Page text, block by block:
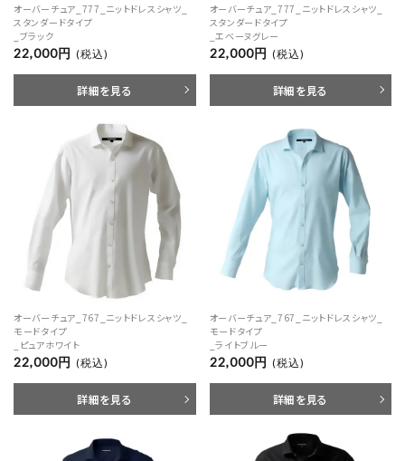
オーバーチュア_777_ニットドレスシャツ_
スタンダードタイプ
_ブラック
22,000円 (税込)
詳細を見る
オーバーチュア_777_ニットドレスシャツ_
スタンダードタイプ
_エベーヌグレー
22,000円 (税込)
詳細を見る
オーバーチュア_767_ニットドレスシャツ_
モードタイプ
_ピュアホワイト
22,000円 (税込)
詳細を見る
オーバーチュア_767_ニットドレスシャツ_
モードタイプ
_ライトブルー
22,000円 (税込)
詳細を見る